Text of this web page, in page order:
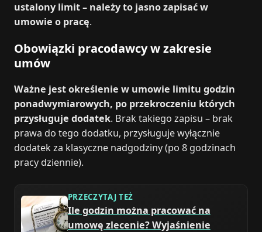
ustalony limit – należy to jasno zapisać w
umowie o pracę.
Obowiązki pracodawcy w zakresie
umów
Ważne jest określenie w umowie limitu godzin
ponadwymiarowych, po przekroczeniu których
przysługuje dodatek. Brak takiego zapisu – brak
prawa do tego dodatku, przysługuje wyłącznie
dodatek za klasyczne nadgodziny (po 8 godzinach
pracy dziennie).
PRZECZYTAJ TEŻ
Ile godzin można pracować na
umowę zlecenie? Wyjaśnienie